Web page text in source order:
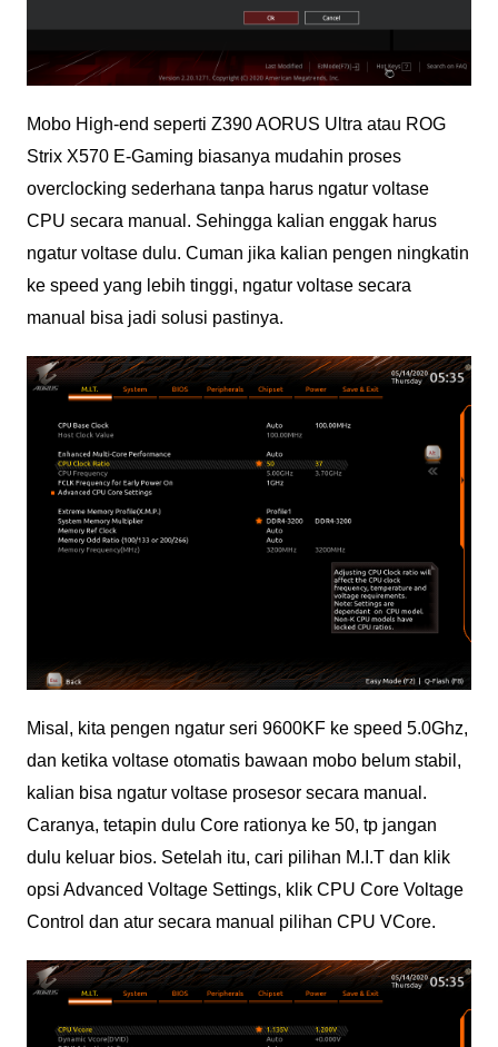
Mobo High-end seperti Z390 AORUS Ultra atau ROG
Strix X570 E-Gaming biasanya mudahin proses
overclocking sederhana tanpa harus ngatur voltase
CPU secara manual. Sehingga kalian enggak harus
ngatur voltase dulu. Cuman jika kalian pengen ningkatin
ke speed yang lebih tinggi, ngatur voltase secara
manual bisa jadi solusi pastinya.
Misal, kita pengen ngatur seri 9600KF ke speed 5.0Ghz,
dan ketika voltase otomatis bawaan mobo belum stabil,
kalian bisa ngatur voltase prosesor secara manual.
Caranya, tetapin dulu Core rationya ke 50, tp jangan
dulu keluar bios. Setelah itu, cari pilihan M.I.T dan klik
opsi Advanced Voltage Settings, klik CPU Core Voltage
Control dan atur secara manual pilihan CPU VCore.